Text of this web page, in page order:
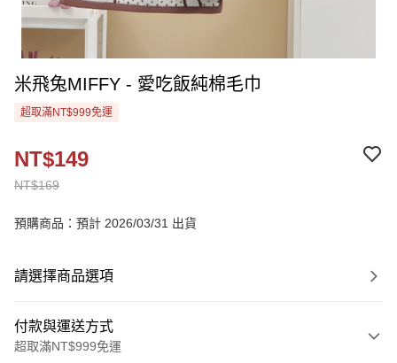
米飛兔MIFFY - 愛吃飯純棉毛巾
超取滿NT$999免運
NT$169
NT$149
預購商品：預計 2026/03/31 出貨
請選擇商品選項
付款與運送方式
超取滿NT$999免運